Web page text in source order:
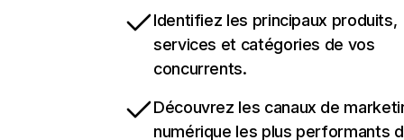
Identifiez les principaux produits,
services et catégories de vos
concurrents.
Découvrez les canaux de
numérique les plus performants